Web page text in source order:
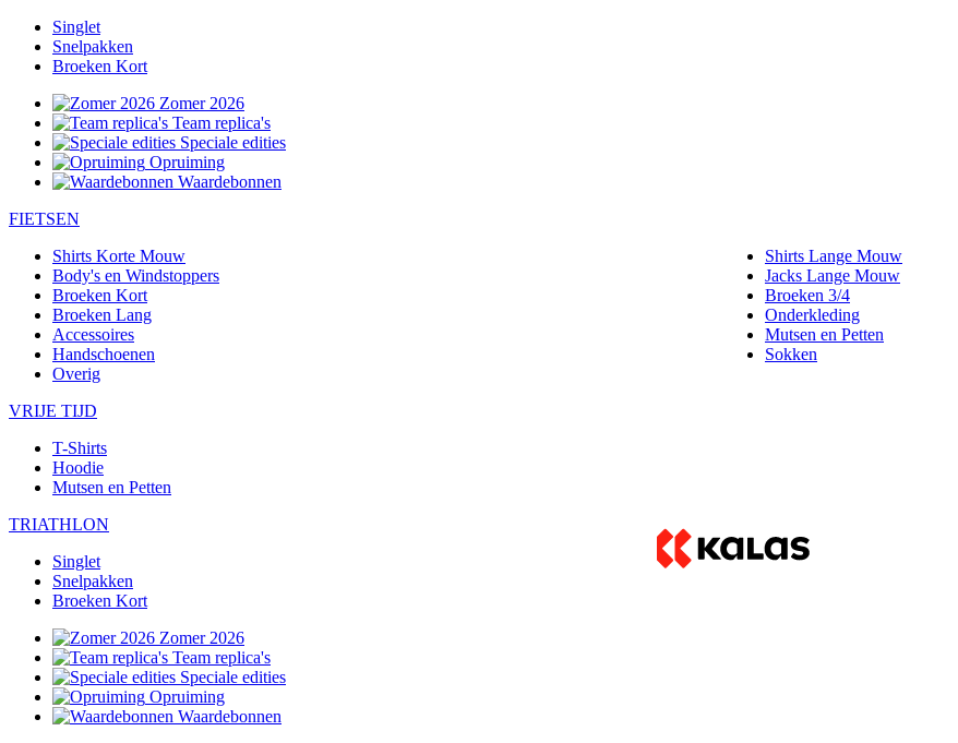
Singlet
Snelpakken
Broeken Kort
Zomer 2026
Team replica's
Speciale edities
Opruiming
Waardebonnen
FIETSEN
Shirts Korte Mouw
Shirts Lange Mouw
Body's en Windstoppers
Jacks Lange Mouw
Broeken Kort
Broeken 3/4
Broeken Lang
Onderkleding
Accessoires
Mutsen en Petten
Handschoenen
Sokken
Overig
VRIJE TIJD
T-Shirts
Hoodie
Mutsen en Petten
TRIATHLON
Singlet
Snelpakken
Broeken Kort
Zomer 2026
Team replica's
Speciale edities
Opruiming
Waardebonnen